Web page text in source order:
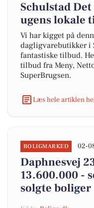
Schulstad
ugens lokale
Vi har kigget på
dagligvarebutikker i
fantastiske tilbud.
tilbud fra Meny,
SuperBrugsen.
Læs hele artiklen
BOLIGMARKED 02-
Daphnesvej
13.600.000 -
solgte boliger